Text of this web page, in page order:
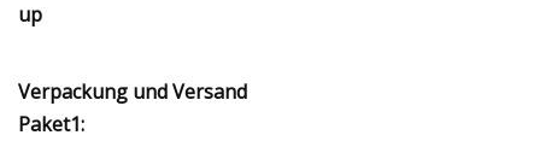
Verpackung und Versand
Paket1: